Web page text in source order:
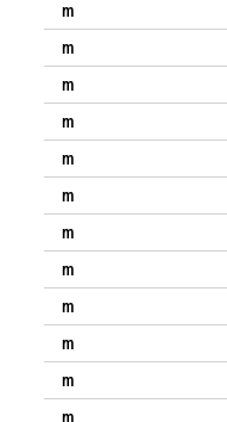
m
m
m
m
m
m
m
m
m
m
m
m